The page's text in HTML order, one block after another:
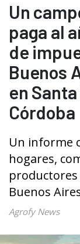
Un
paga al
de
Buenos
en
Córdoba
Un informe
hogares,
productores
Buenos
Agrofy News